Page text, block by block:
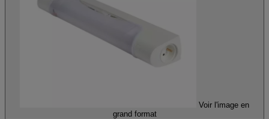
Voir l'image en
grand format